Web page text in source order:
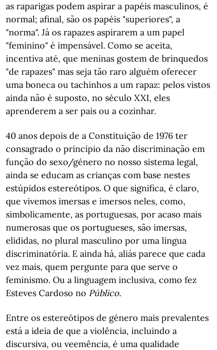
as raparigas podem aspirar a papéis masculinos, é
normal; afinal, são os papéis "superiores", a
"norma". Já os rapazes aspirarem a um papel
"feminino" é impensável. Como se aceita,
incentiva até, que meninas gostem de brinquedos
"de rapazes" mas seja tão raro alguém oferecer
uma boneca ou tachinhos a um rapaz: pelos vistos
ainda não é suposto, no século XXI, eles
aprenderem a ser pais ou a cozinhar.
40 anos depois de a Constituição de 1976 ter
consagrado o princípio da não discriminação em
função do sexo/género no nosso sistema legal,
ainda se educam as crianças com base nestes
estúpidos estereótipos. O que significa, é claro,
que vivemos imersas e imersos neles, como,
simbolicamente, as portuguesas, por acaso mais
numerosas que os portugueses, são imersas,
elididas, no plural masculino por uma língua
discriminatória. E ainda há, aliás parece que cada
vez mais, quem pergunte para que serve o
feminismo. Ou a linguagem inclusiva, como fez
Esteves Cardoso no Público.
Entre os estereótipos de género mais prevalentes
está a ideia de que a violência, incluindo a
discursiva, ou veemência, é uma qualidade